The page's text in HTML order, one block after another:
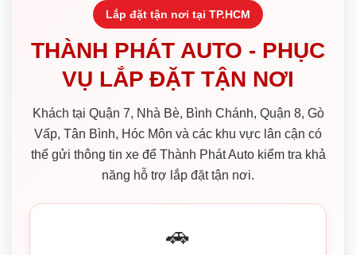
Lắp đặt tận nơi tại TP.HCM
THÀNH PHÁT AUTO - PHỤC
VỤ LẮP ĐẶT TẬN NƠI
Khách tại Quận 7, Nhà Bè, Bình Chánh, Quận 8, Gò
Vấp, Tân Bình, Hóc Môn và các khu vực lân cận có
thể gửi thông tin xe để Thành Phát Auto kiểm tra khả
năng hỗ trợ lắp đặt tận nơi.
🚗